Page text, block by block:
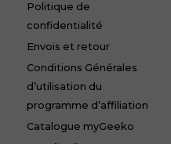
Politique de
confidentialité
Envois et retour
Conditions Générales
d’utilisation du
programme d’affiliation
Catalogue myGeeko